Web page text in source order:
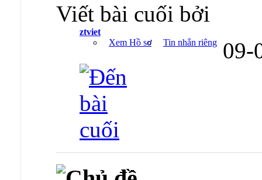
Viết bài cuối bởi
ztviet
Xem Hồ sơ
Tin nhắn riêng 09-